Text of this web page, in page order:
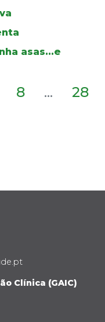
asas...e
8 ... 28
Clínica (GAIC)